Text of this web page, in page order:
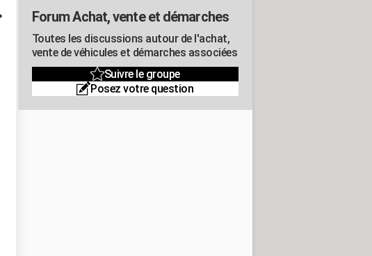
Forum Achat, vente et démarches
Toutes les discussions autour de l'achat,
vente de véhicules et démarches associées
Suivre le groupe
Posez votre question